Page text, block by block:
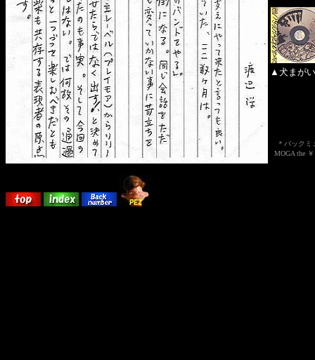
▲犬まが
＊バックミ
MOGA the